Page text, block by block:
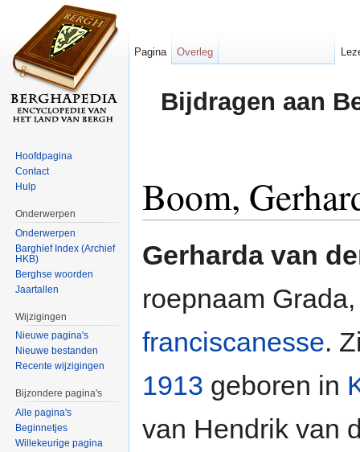
Bijdragen aan
Boom,
Gerharda van
roepnaam
franciscanesse.
1913 geboren in
van Hendrik van
Pagina Overleg
Hoofdpagina
Contact
Hulp
Onderwerpen
Onderwerpen
Barghief Index (Archief
HKB)
Berghse woorden
Jaartallen
Wijzigingen
Nieuwe pagina's
Nieuwe bestanden
Recente wijzigingen
Bijzondere pagina's
Alle pagina's
Beginnetjes
Willekeurige pagina